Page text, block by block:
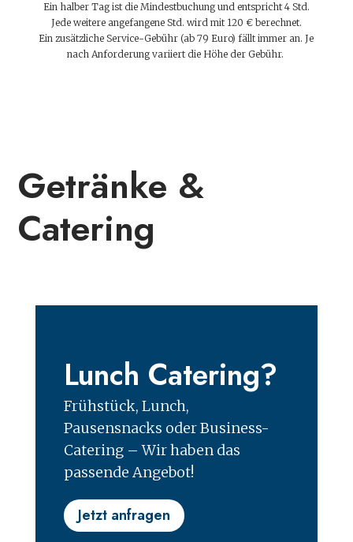
Ein halber Tag ist die Mindestbuchung und entspricht 4 Std.
Jede weitere angefangene Std. wird mit 120 € berechnet.
Ein zusätzliche Service-Gebühr (ab 79 Euro) fällt immer an. Je
nach Anforderung variiert die Höhe der Gebühr.
Getränke &
Catering
Lunch Catering?
Frühstück, Lunch,
Pausensnacks oder Business-
Catering – Wir haben das
passende Angebot!
Jetzt anfragen